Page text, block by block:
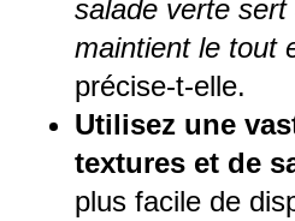
salade verte
maintient le tout
précise-t-elle.
Utilisez une
textures et de
plus facile de